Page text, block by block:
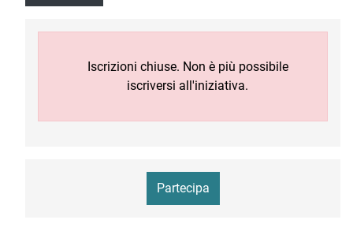
Iscrizioni chiuse. Non è più possibile
iscriversi all'iniziativa.
Partecipa